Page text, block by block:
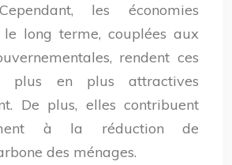
les économies
le long terme, couplées aux
rendent ces
plus en plus attractives
De plus, elles contribuent
à la réduction de
des ménages.